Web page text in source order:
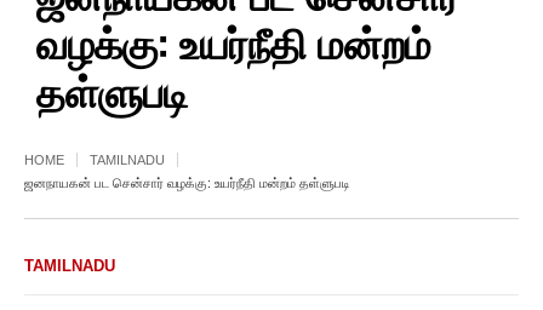
வழக்கு: உயர்நீதி மன்றம்
தள்ளுபடி
HOME
TAMILNADU
ஜனநாயகன் பட சென்சார் வழக்கு: உயர்நீதி மன்றம் தள்ளுபடி
TAMILNADU